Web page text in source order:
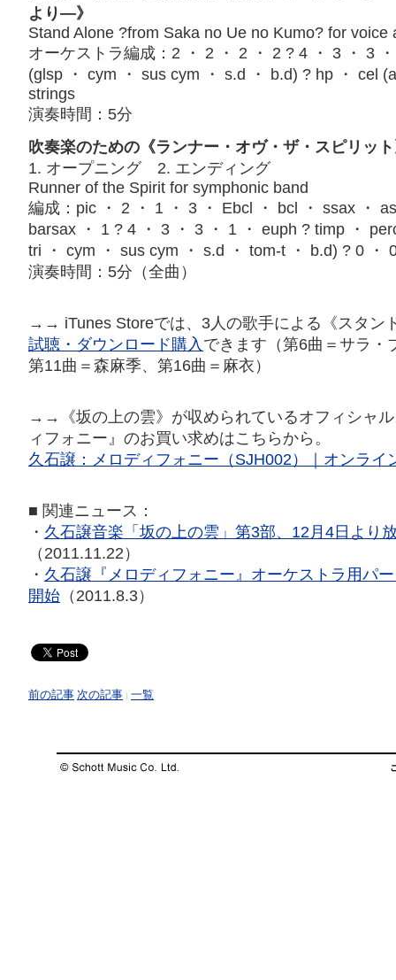
より―》
Stand Alone ?from Saka no Ue no Kumo? for voice
オーケストラ編成：2 ・ 2 ・ 2 ・ 2 ? 4 ・ 3 ・ 3
(glsp ・ cym ・ sus cym ・ s.d ・ b.d) ? hp ・ cel
strings
演奏時間：5分
吹奏楽のための《ランナー・オヴ・ザ・スピリッ
1. オープニング 2. エンディング
Runner of the Spirit for symphonic band
編成：pic ・ 2 ・ 1 ・ 3 ・ Ebcl ・ bcl ・ ssax ・
barsax ・ 1 ? 4 ・ 3 ・ 3 ・ 1 ・ euph ? timp ・
tri ・ cym ・ sus cym ・ s.d ・ tom-t ・ b.d) ? 0 ・
演奏時間：5分（全曲）
→→ iTunes Storeでは、3人の歌手による《スタン
試聴・ダウンロード購入 できます（第6曲＝サラ・
第11曲＝森麻季、第16曲＝麻衣）
→→《坂の上の雲》が収められているオフィシャ
ィフォニー』のお買い求めはこちらから。
久石譲：メロディフォニー（SJH002）｜オンライ
■ 関連ニュース：
・ 久石譲音楽「坂の上の雲」第3部、12月4日より
（2011.11.22）
・ 久石譲『メロディフォニー』オーケストラ用パ
開始 （2011.8.3）
前の記事 次の記事 | 一覧